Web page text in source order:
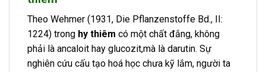
Theo Wehmer (1931, Die Pflanzenstoffe Bd., II:
1224) trong hy thiêm có một chất đắng, không
phải là ancaloit hay glucozit,mà là darutin. Sự
nghiên cứu cấu tạo hoá học chưa kỹ lắm, người ta